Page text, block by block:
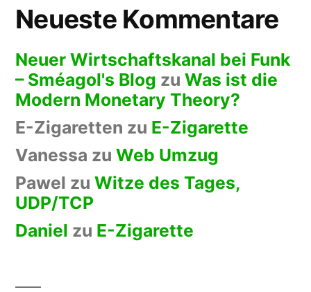
Neueste Kommentare
Neuer Wirtschaftskanal bei Funk
– Sméagol's Blog zu Was ist die
Modern Monetary Theory?
E-Zigaretten zu E-Zigarette
Vanessa zu Web Umzug
Pawel zu Witze des Tages,
UDP/TCP
Daniel zu E-Zigarette